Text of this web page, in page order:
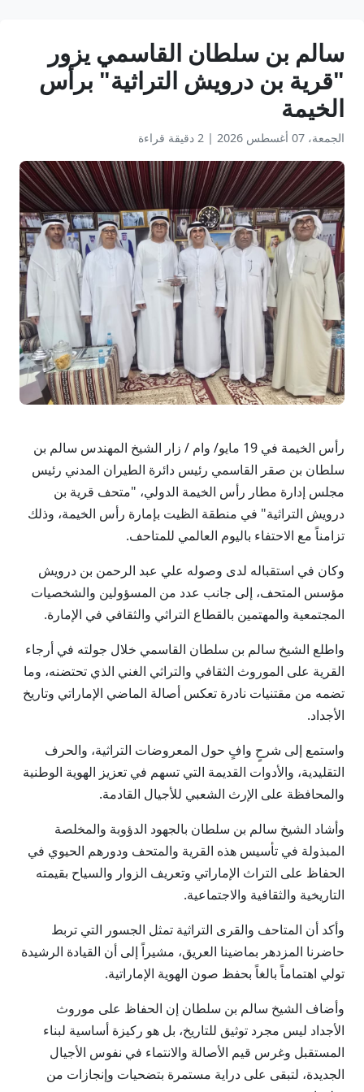
سالم بن سلطان القاسمي يزور
"قرية بن درويش التراثية" برأس
الخيمة
الجمعة، 07 أغسطس 2026 | 2 دقيقة قراءة
رأس الخيمة في 19 مايو/ وام / زار الشيخ المهندس سالم بن
سلطان بن صقر القاسمي رئيس دائرة الطيران المدني رئيس
مجلس إدارة مطار رأس الخيمة الدولي، "متحف قرية بن
درويش التراثية" في منطقة الظيت بإمارة رأس الخيمة، وذلك
تزامناً مع الاحتفاء باليوم العالمي للمتاحف.
​وكان في استقباله لدى وصوله علي عبد الرحمن بن درويش
مؤسس المتحف، إلى جانب عدد من المسؤولين والشخصيات
المجتمعية والمهتمين بالقطاع التراثي والثقافي في الإمارة.
واطلع الشيخ سالم بن سلطان القاسمي خلال جولته في أرجاء
القرية على الموروث الثقافي والتراثي الغني الذي تحتضنه، وما
تضمه من مقتنيات نادرة تعكس أصالة الماضي الإماراتي وتاريخ
الأجداد.
واستمع إلى شرحٍ وافٍ حول المعروضات التراثية، والحرف
التقليدية، والأدوات القديمة التي تسهم في تعزيز الهوية الوطنية
والمحافظة على الإرث الشعبي للأجيال القادمة.
​وأشاد الشيخ سالم بن سلطان بالجهود الدؤوبة والمخلصة
المبذولة في تأسيس هذه القرية والمتحف ودورهم الحيوي في
الحفاظ على التراث الإماراتي وتعريف الزوار والسياح بقيمته
التاريخية والثقافية والاجتماعية.
وأكد أن المتاحف والقرى التراثية تمثل الجسور التي تربط
حاضرنا المزدهر بماضينا العريق، مشيراً إلى أن القيادة الرشيدة
تولي اهتماماً بالغاً بحفظ صون الهوية الإماراتية.
وأضاف الشيخ سالم بن سلطان إن الحفاظ على موروث
الأجداد ليس مجرد توثيق للتاريخ، بل هو ركيزة أساسية لبناء
المستقبل وغرس قيم الأصالة والانتماء في نفوس الأجيال
الجديدة، لتبقى على دراية مستمرة بتضحيات وإنجازات من